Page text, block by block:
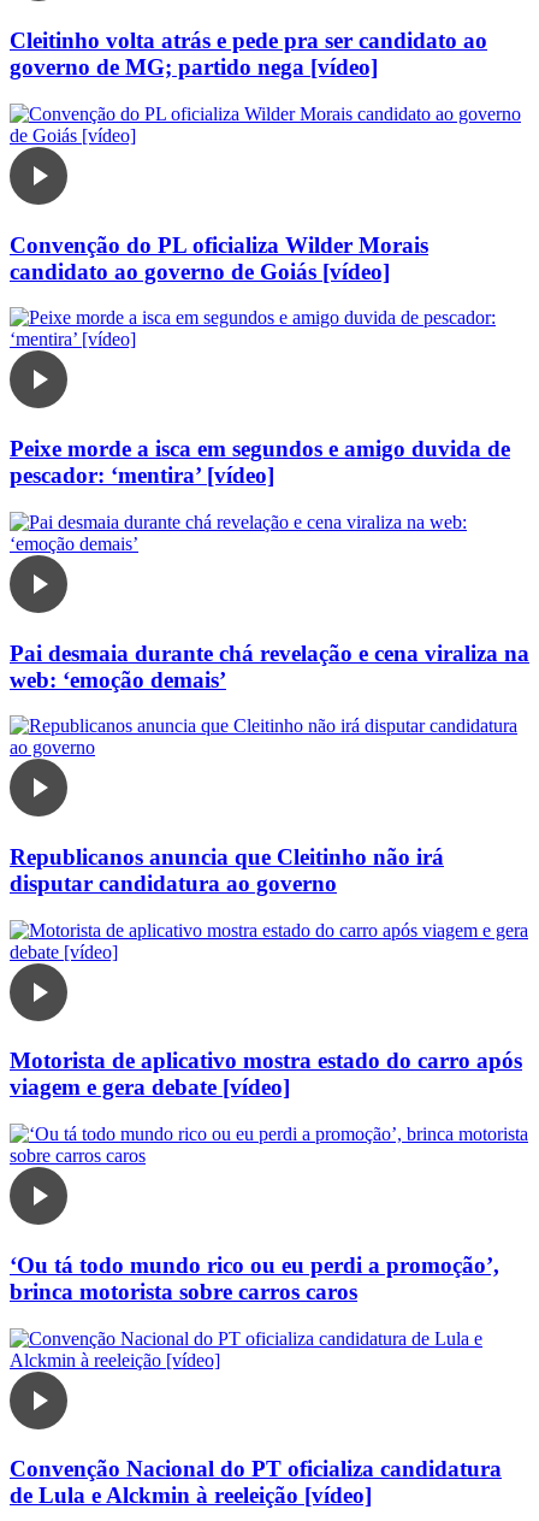
Cleitinho volta atrás e pede pra ser candidato ao
governo de MG; partido nega [vídeo]
Convenção do PL oficializa Wilder Morais
candidato ao governo de Goiás [vídeo]
Peixe morde a isca em segundos e amigo duvida de
pescador: ‘mentira’ [vídeo]
Pai desmaia durante chá revelação e cena viraliza na
web: ‘emoção demais’
Republicanos anuncia que Cleitinho não irá
disputar candidatura ao governo
Motorista de aplicativo mostra estado do carro após
viagem e gera debate [vídeo]
‘Ou tá todo mundo rico ou eu perdi a promoção’,
brinca motorista sobre carros caros
Convenção Nacional do PT oficializa candidatura
de Lula e Alckmin à reeleição [vídeo]